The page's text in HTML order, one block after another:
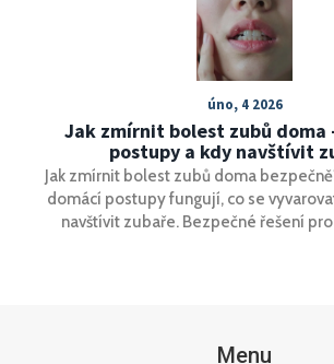
úno, 4 2026
Jak zmírnit bolest zubů doma
postupy a kdy navštívit
Jak zmírnit bolest zubů doma
domácí postupy fungují, co se
navštívit zubaře. Bezpečné řešení
Menu